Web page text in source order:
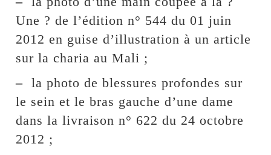
Une ? de l’édition n° 544 du 01 juin
2012 en guise d’illustration à un article
sur la charia au Mali ;
– la photo de blessures profondes sur
le sein et le bras gauche d’une dame
dans la livraison n° 622 du 24 octobre
2012 ;